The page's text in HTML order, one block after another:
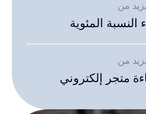
يزيد من
النسبة المئوية
يزيد من
متجر إلكتروني